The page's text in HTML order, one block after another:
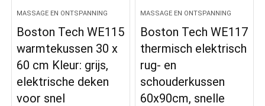
MASSAGE EN ONTSPANNING
Boston Tech WE115
warmtekussen 30 x
60 cm Kleur: grijs,
elektrische deken
voor snel
MASSAGE EN ONTSPANNING
Boston Tech WE117
thermisch elektrisch
rug- en
schouderkussen
60x90cm, snelle